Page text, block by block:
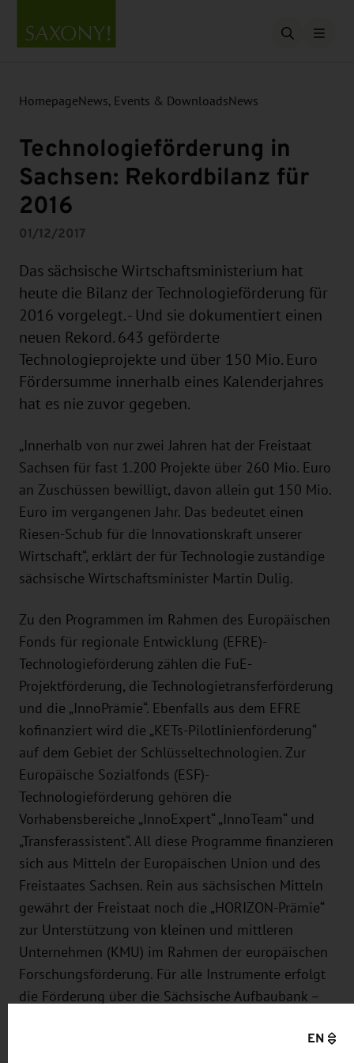
Open
HomepageNews, Events & DownloadsNews
Technologieförderung in
Sachsen: Rekordbilanz für
2016
01/12/2017
Das sächsische Wirtschaftsministerium hat
heute die Bilanz der Technologieförderung für
2016 vorgelegt. - Und sie dokumentiert einen
neuen Rekord. 643 geförderte
Technologieprojekte und über 150 Mio. Euro
Fördersumme innerhalb eines Kalenderjahres
hat es nie zuvor gegeben.
„Innerhalb von nur zwei Jahren hat der Freistaat
Sachsen für fast 1.200 Projekte über 260 Mio. Euro
an Zuschüssen bewilligt, davon allein gut 150 Mio.
Euro im vergangenen Jahr. Das bedeutet einen
Riesen-Schub für die Innovationskraft unserer
Wirtschaft“, erklärt der für Technologie zuständige
sächsische Wirtschaftsminister Martin Dulig.
Zu den Programmen im Rahmen des Europäischen
Fonds für regionale Entwicklung (EFRE)-
Technologieförderung zählen die FuE-
Projektförderung, die Technologietransferförderung
und die „InnoPrämie“. Ebenfalls aus dem EFRE
kofinanziert wird die „KETs-Pilotlinienförderung“
auf dem Gebiet der Schlüsseltechnologien. Zur
Europäische Sozialfonds (ESF)-
Technologieförderung gehören die
Vorhabensbereiche „InnoExpert“ „InnoTeam“ und
„Transferassistent“. All diese Programme finanzieren
sich aus Mitteln der Europäischen Union und des
Freistaates Sachsen. Rein aus sächsischen Mitteln
gewährt der Freistaat noch die „HORIZON-Prämie“
zur Unterstützung von kleinen und mittleren
Unternehmen (KMU) im Rahmen der europäischen
Forschungsförderung. Für alle Instrumente erfolgt
die Förderung über die Sächsische Aufbaubank –
EN